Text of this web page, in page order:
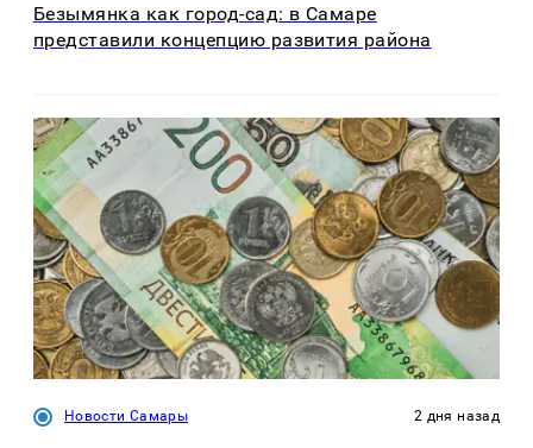
Безымянка как город-сад: в Самаре
представили концепцию развития района
Новости Самары 2 дня назад